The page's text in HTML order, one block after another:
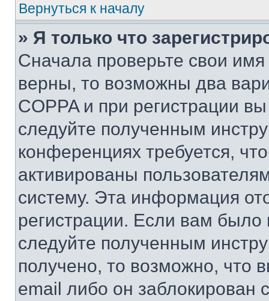
Вернуться к началу
» Я только что
Сначала проверьте свои
верны, то возможны два
COPPA и при регистрации
следуйте полученным
конференциях требуется,
активированы
систему. Эта информация
регистрации. Если вам
следуйте полученным
получено, то возможно, что
email либо он